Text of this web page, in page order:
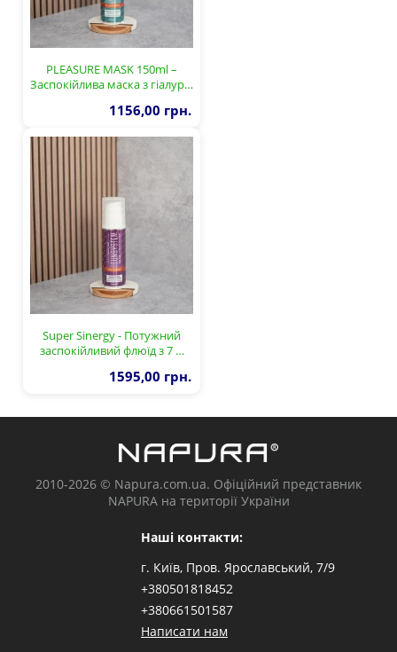
PLEASURE MASK 150ml –
Заспокійлива маска з гіалур…
1156,00 грн.
Super Sinergy - Потужний
заспокійливий флюїд з 7 …
1595,00 грн.
2010-2026 © Napura.com.ua. Офіційний представник
NAPURA на території України
Наші контакти:
г. Київ, Пров. Ярославський, 7/9
+380501818452
+380661501587
Написати нам